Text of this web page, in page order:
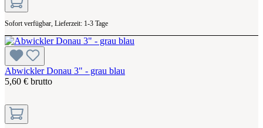
Sofort verfügbar, Lieferzeit: 1-3 Tage
Abwickler Donau 3" - grau blau
5,60 € brutto